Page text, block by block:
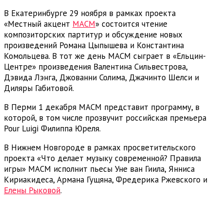
В Екатеринбурге 29 ноября в рамках проекта
«Местный акцент МАСМ» состоится чтение
композиторских партитур и обсуждение новых
произведений Романа Цыпышева и Константина
Комольцева. В тот же день МАСМ сыграет в «Ельцин-
Центре» произведения Валентина Сильвестрова,
Дэвида Лэнга, Джованни Солима, Джачинто Шелси и
Диляры Габитовой.
В Перми 1 декабря МАСМ представит программу, в
которой, в том числе прозвучит российская премьера
Pour Luigi Филиппа Юреля.
В Нижнем Новгороде в рамках просветительского
проекта «Что делает музыку современной? Правила
игры» МАСМ исполнит пьесы Уне ван Гиила, Янниса
Кириакидеса, Армана Гущяна, Фредерика Ржевского и
Елены Рыковой.